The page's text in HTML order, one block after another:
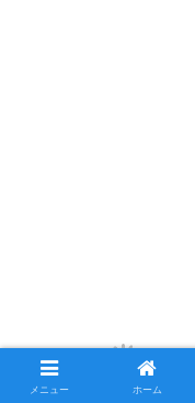
メニュー ホーム